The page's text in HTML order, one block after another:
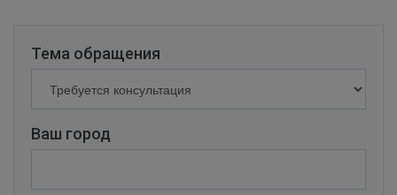
Тема обращения
Ваш город